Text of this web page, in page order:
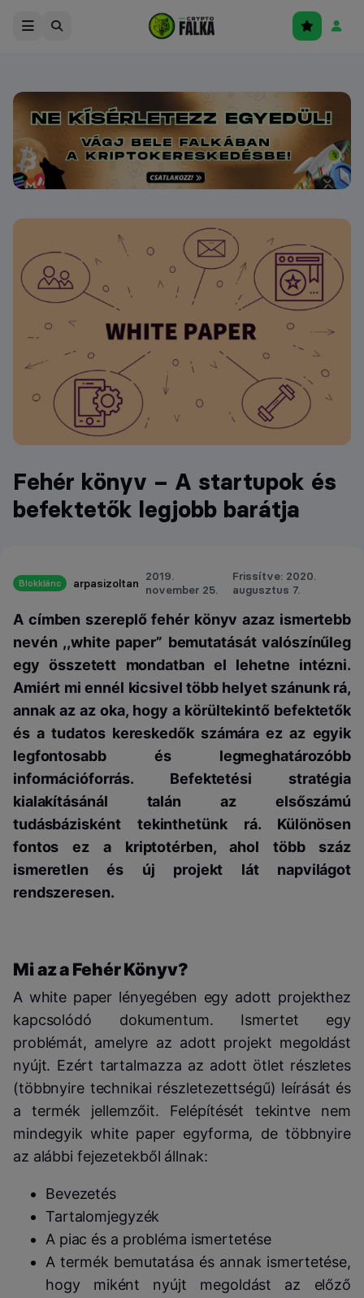
Fehér könyv – A startupok és
befektetők legjobb barátja
Blokklánc arpasizoltan 2019.
november 25.
Frissítve: 2020.
augusztus 7.
A címben szereplő fehér könyv azaz ismertebb
nevén ,,white paper” bemutatását valószínűleg
egy összetett mondatban el lehetne intézni.
Amiért mi ennél kicsivel több helyet szánunk rá,
annak az az oka, hogy a körültekintő befektetők
és a tudatos kereskedők számára ez az egyik
legfontosabb és legmeghatározóbb
információforrás. Befektetési stratégia
kialakításánál talán az elsőszámú
tudásbázisként tekinthetünk rá. Különösen
fontos ez a kriptotérben, ahol több száz
ismeretlen és új projekt lát napvilágot
rendszeresen.
Mi az a Fehér Könyv?
A white paper lényegében egy adott projekthez
kapcsolódó dokumentum. Ismertet egy
problémát, amelyre az adott projekt megoldást
nyújt. Ezért tartalmazza az adott ötlet részletes
(többnyire technikai részletezettségű) leírását és
a termék jellemzőit. Felépítését tekintve nem
mindegyik white paper egyforma, de többnyire
az alábbi fejezetekből állnak:
Bevezetés
Tartalomjegyzék
A piac és a probléma ismertetése
A termék bemutatása és annak ismertetése,
hogy miként nyújt megoldást az előző